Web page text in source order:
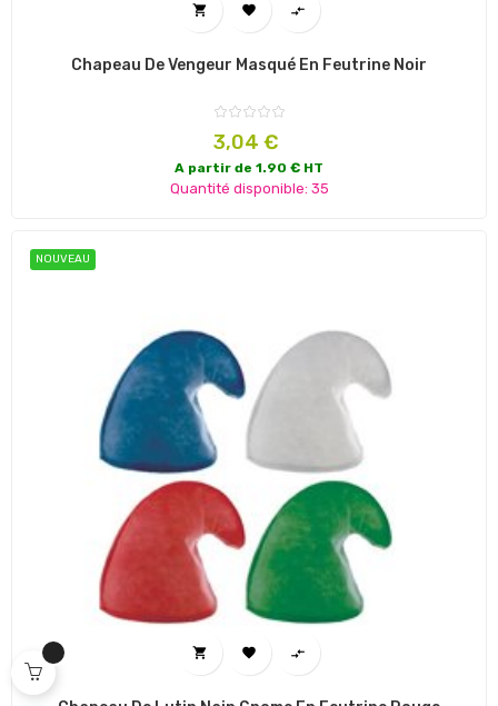
  
Chapeau De Vengeur Masqué En Feutrine Noir
Prix
3,04 €
A partir de 1.90 € HT
Quantité disponible: 35
NOUVEAU
  